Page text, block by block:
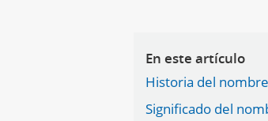
En este artículo
Historia del
Significado del